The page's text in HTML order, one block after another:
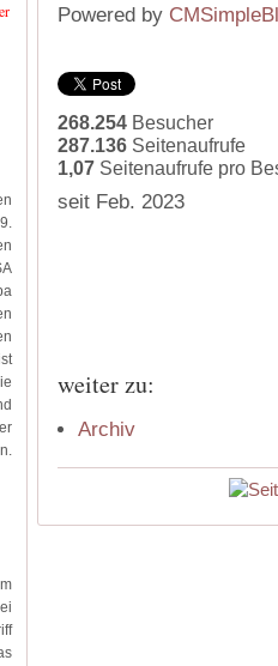
Powered by
268.254 Besucher
287.136 Seitenaufrufe
1,07 Seitenaufrufe pro
seit Feb. 2023
weiter zu:
Archiv